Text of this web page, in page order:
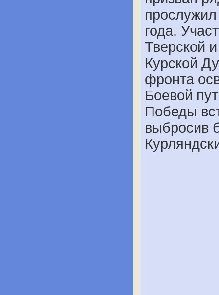
года.
Тверской
Курской
фронта
Боевой
Победы
выбросив